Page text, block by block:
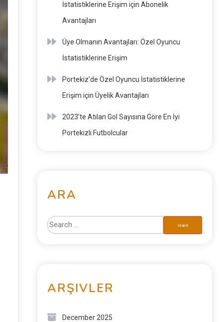
İstatistiklerine Erişim için Abonelik
Avantajları
Üye Olmanın Avantajları: Özel Oyuncu
İstatistiklerine Erişim
Portekiz’de Özel Oyuncu İstatistiklerine
Erişim için Üyelik Avantajları
2023’te Atılan Gol Sayısına Göre En İyi
Portekizli Futbolcular
ARA
ARŞIVLER
December 2025